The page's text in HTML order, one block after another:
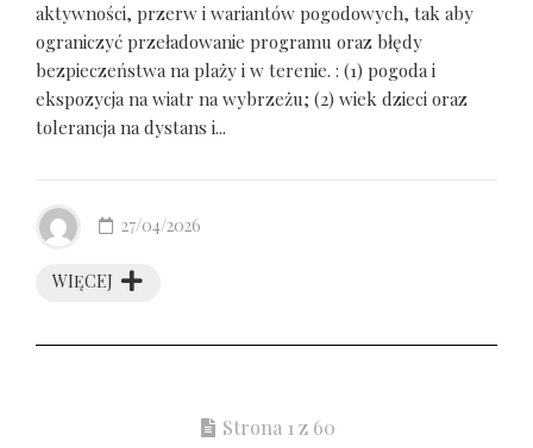
aktywności, przerw i wariantów pogodowych, tak aby
ograniczyć przeładowanie programu oraz błędy
bezpieczeństwa na plaży i w terenie. : (1) pogoda i
ekspozycja na wiatr na wybrzeżu; (2) wiek dzieci oraz
tolerancja na dystans i...
WIĘCEJ
27/04/2026
Strona 1 z 60